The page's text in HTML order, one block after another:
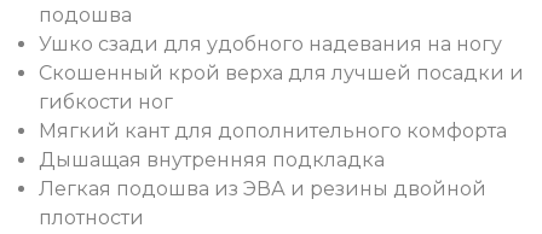
подошва
Ушко сзади для удобного надевания на ногу
Скошенный крой верха для лучшей посадки и
гибкости ног
Мягкий кант для дополнительного комфорта
Дышащая внутренняя подкладка
Легкая подошва из ЭВА и резины двойной
плотности